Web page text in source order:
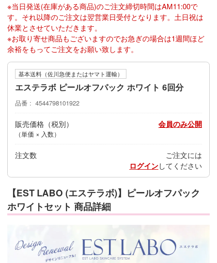
※当日発送(在庫がある商品)のご注文締切時間はAM11:00で
す。それ以降のご注文は翌営業日受付となります。土日祝は
休業とさせていただきます。
※お取り寄せ商品もございますのでお急ぎの場合は1週間ほど
余裕をもってご注文をお願い致します。
基本送料（佐川急便またはヤマト運輸）
エステラボ ピールオフパック ホワイト 6回分
品番 4544798101922
販売価格
（単価 × 入数）
会員のみ公開
注文数 ご注文には
ログインしてください
【EST LABO (エステラボ)】ピールオフパック
ホワイトセット 商品詳細